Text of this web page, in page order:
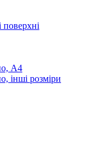
А4
інші розміри